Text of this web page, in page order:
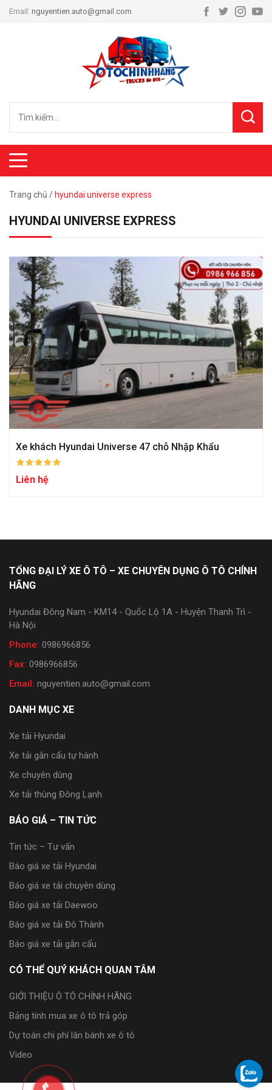
Email: nguyentien.auto@gmail.com
Trang chủ / hyundai universe express
HYUNDAI UNIVERSE EXPRESS
Xe khách Hyundai Universe 47 chỗ Nhập Khẩu
Liên hệ
TỔNG ĐẠI LÝ XE Ô TÔ – XE CHUYÊN DỤNG Ô TÔ CHÍNH
HÃNG
Hyundai Đông Nam - KM14 - Quốc Lộ 1A - Huyện Thanh Trì -
Hà Nội
Phone: 0986966856
Fax: 0986966856
Email: nguyentien.auto@gmail.com
DANH MỤC XE
Xe tải Hyundai
Xe tải gắn cẩu tự hành
Xe chuyên dùng
Xe tải thùng Đông Lạnh
BÁO GIÁ – TIN TỨC
Tin tức – Tư vấn
Báo giá xe tải Hyundai
Báo giá xe tải chuyên dùng
Báo giá xe tải Daewoo
Báo giá xe tải Đô Thành
Báo giá xe tải gắn cẩu
CÓ THỂ QUÝ KHÁCH QUAN TÂM
GIỚI THIỆU Ô TÔ CHÍNH HÃNG
Bảng tính mua xe ô tô trả góp
Dự toán chi phí lăn bánh xe ô tô
Video